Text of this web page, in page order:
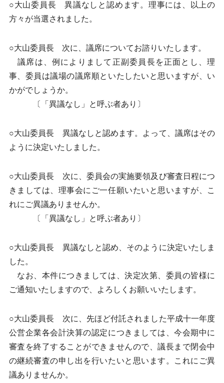
○大山委員長 異議なしと認めます。理事には、以上の
方々が当選されました。
○大山委員長 次に、議席についてお諮りいたします。
議席は、例によりまして正副委員長を正面とし、理
事、委員は議場の議席順といたしたいと思いますが、い
かがでしょうか。
〔「異議なし」と呼ぶ者あり〕
○大山委員長 異議なしと認めます。よって、議席はその
ように決定いたしました。
○大山委員長 次に、委員会の実施要領及び審査日程につ
きましては、理事会にご一任願いたいと思いますが、こ
れにご異議ありませんか。
〔「異議なし」と呼ぶ者あり〕
○大山委員長 異議なしと認め、そのように決定いたしま
した。
なお、本件につきましては、決定次第、委員の皆様に
ご通知いたしますので、よろしくお願いいたします。
○大山委員長 次に、先ほど付託されました平成十一年度
公営企業各会計決算の認定につきましては、今会期中に
審査を終了することができませんので、議長まで閉会中
の継続審査の申し出を行いたいと思います。これにご異
議ありませんか。